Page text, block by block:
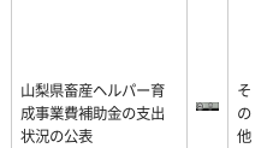
山梨県畜産ヘルパー育
成事業費補助金の支出
状況の公表
そ
の
他